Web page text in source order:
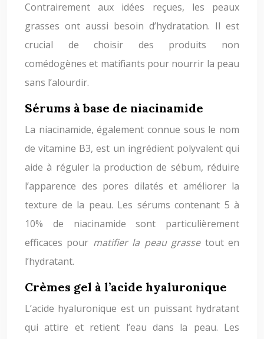
Contrairement aux idées reçues, les peaux
grasses ont aussi besoin d’hydratation. Il est
crucial de choisir des produits non
comédogènes et matifiants pour nourrir la peau
sans l’alourdir.
Sérums à base de niacinamide
La niacinamide, également connue sous le nom
de vitamine B3, est un ingrédient polyvalent qui
aide à réguler la production de sébum, réduire
l’apparence des pores dilatés et améliorer la
texture de la peau. Les sérums contenant 5 à
10% de niacinamide sont particulièrement
efficaces pour matifier la peau grasse tout en
l’hydratant.
Crèmes gel à l’acide hyaluronique
L’acide hyaluronique est un puissant hydratant
qui attire et retient l’eau dans la peau. Les